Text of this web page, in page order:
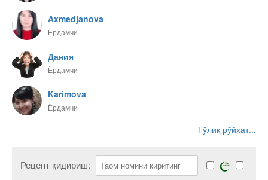
Axmedjanova
Ёрдамчи
Дания
Ёрдамчи
Karimova
Ёрдамчи
Тўлиқ рўйхат...
Рецепт қидириш: